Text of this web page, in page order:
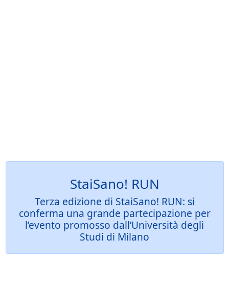
StaiSano! RUN
Terza edizione di StaiSano! RUN: si
conferma una grande partecipazione per
l’evento promosso dall’Università degli
Studi di Milano